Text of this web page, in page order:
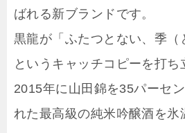
ばれる新ブランドです。
黒龍が「ふたつとない、季（
というキャッチコピーを打ち
2015年に山田錦を35パーセ
れた最高級の純米吟醸酒を